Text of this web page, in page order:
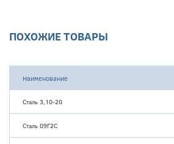
ПОХОЖИЕ ТОВАРЫ
Наименование
Сталь 3,10-20
Сталь 09Г2С